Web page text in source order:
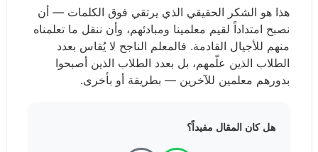
هذا هو الشكر الحقيقي الذي يرتقي فوق الكلمات — أن
نصبح امتداداً لقيم معلمينا ومبادئهم، وأن ننقل ما تعلمناه
منهم للأجيال القادمة. فالمعلم الناجح لا يُقاس بعدد
الطلاب الذين علّمهم، بل بعدد الطلاب الذين أصبحوا
بدورهم معلمين للآخرين — بطريقة أو بأخرى.
هل كان المقال مفيداً؟